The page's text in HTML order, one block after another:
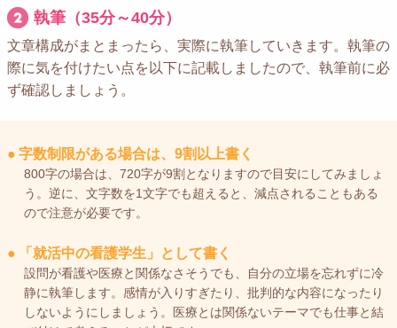
執筆（35分～40分）
文章構成がまとまったら、実際に執筆していきます。執筆の
際に気を付けたい点を以下に記載しましたので、執筆前に必
ず確認しましょう。
● 字数制限がある場合は、9割以上書く
800字の場合は、720字が9割となりますので目安にしてみましょ
う。逆に、文字数を1文字でも超えると、減点されることもある
ので注意が必要です。
● 「就活中の看護学生」として書く
設問が看護や医療と関係なさそうでも、自分の立場を忘れずに冷
静に執筆します。感情が入りすぎたり、批判的な内容になったり
しないようにしましょう。医療とは関係ないテーマでも仕事と結